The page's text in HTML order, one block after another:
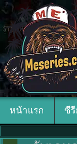
หน้าแรก ซี